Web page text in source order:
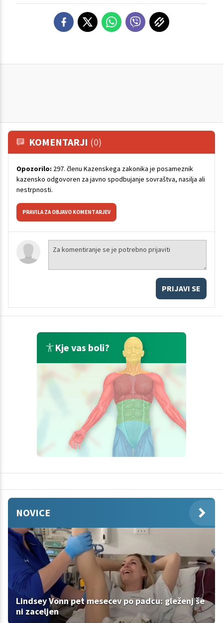
KOMENTARJI (0)
Opozorilo: 297. členu Kazenskega zakonika je posameznik
kazensko odgovoren za javno spodbujanje sovraštva, nasilja ali
nestrpnosti.
PRAVILA ZA OBJAVO KOMENTARJEV
PRIJAVI SE
Kje vas boli?
NOVICE
Lindsey Vonn pet mesecev po padcu: gleženj še
ni zaceljen